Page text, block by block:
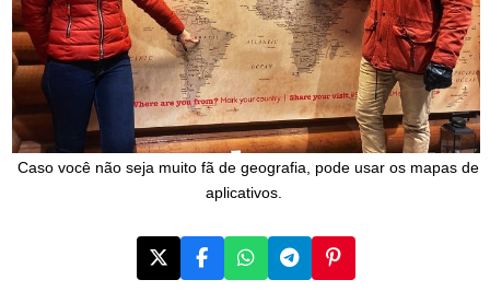
Caso você não seja muito fã de geografia, pode usar os mapas de
aplicativos.